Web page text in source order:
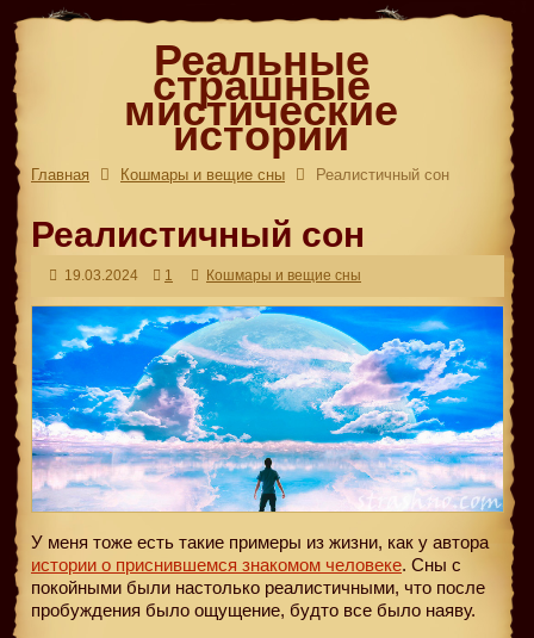
Реальные
страшные
мистические
истории
Главная Кошмары и вещие сны Реалистичный сон
Реалистичный сон
19.03.2024 1 Кошмары и вещие сны
У меня тоже есть такие примеры из жизни, как у автора
истории о приснившемся знакомом человеке. Сны с
покойными были настолько реалистичными, что после
пробуждения было ощущение, будто все было наяву.